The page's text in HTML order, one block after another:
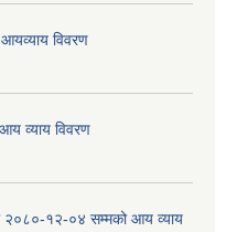
विवरण
व्याय विवरण
२०८०-१२-०४ सम्मको आय व्याय